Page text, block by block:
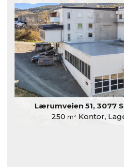
Lærumveien 51, 3077
250 m²Kontor,